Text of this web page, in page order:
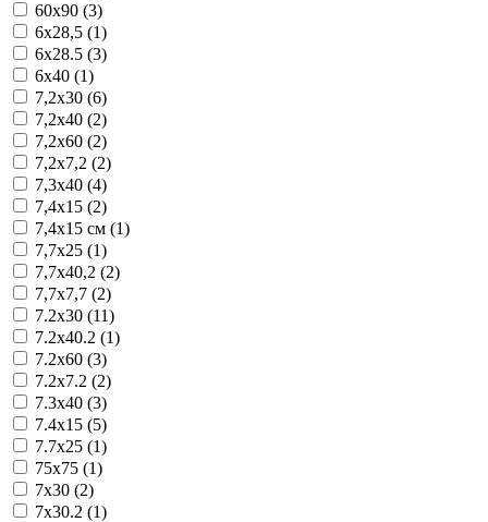
60x90 (3)
6x28,5 (1)
6x28.5 (3)
6x40 (1)
7,2x30 (6)
7,2x40 (2)
7,2x60 (2)
7,2x7,2 (2)
7,3x40 (4)
7,4x15 (2)
7,4x15 см (1)
7,7x25 (1)
7,7x40,2 (2)
7,7x7,7 (2)
7.2x30 (11)
7.2x40.2 (1)
7.2x60 (3)
7.2x7.2 (2)
7.3x40 (3)
7.4x15 (5)
7.7x25 (1)
75x75 (1)
7x30 (2)
7x30.2 (1)